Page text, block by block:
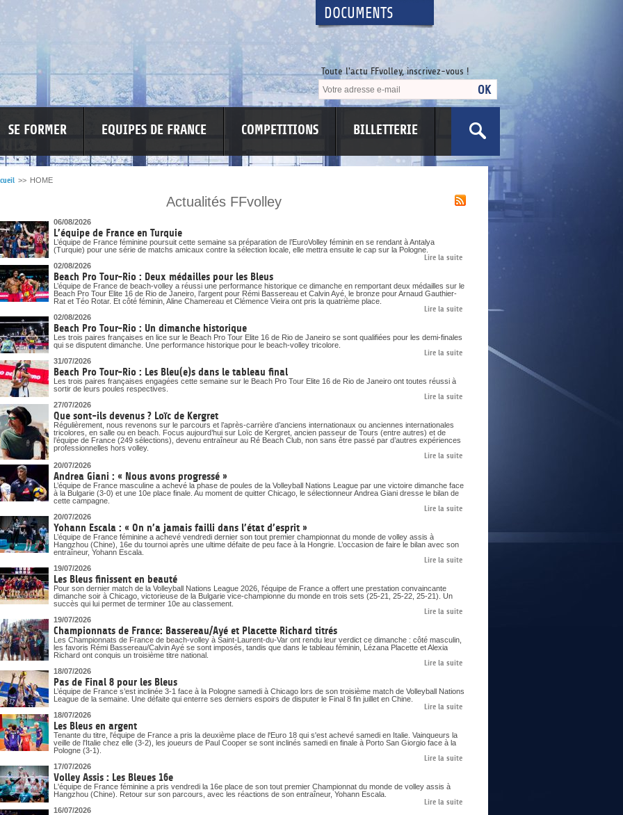
DOCUMENTS
Toute l'actu FFvolley, inscrivez-vous !
SE FORMER EQUIPES DE FRANCE COMPETITIONS BILLETTERIE
INFORMATIONS CORONAVIRUS
SITUATION SANITAIRE
COVID-19
>> HOME
Actualités FFvolley
06/08/2026
L’équipe de France en Turquie
L’équipe de France féminine poursuit cette semaine sa préparation de l’EuroVolley féminin en se rendant à Antalya
(Turquie) pour une série de matchs amicaux contre la sélection locale, elle mettra ensuite le cap sur la Pologne.
Lire la suite
02/08/2026
Beach Pro Tour-Rio : Deux médailles pour les Bleus
L’équipe de France de beach-volley a réussi une performance historique ce dimanche en remportant deux médailles sur le
Beach Pro Tour Elite 16 de Rio de Janeiro, l’argent pour Rémi Bassereau et Calvin Ayé, le bronze pour Arnaud Gauthier-
Rat et Téo Rotar. Et côté féminin, Aline Chamereau et Clémence Vieira ont pris la quatrième place.
Lire la suite
02/08/2026
Beach Pro Tour-Rio : Un dimanche historique
Les trois paires françaises en lice sur le Beach Pro Tour Elite 16 de Rio de Janeiro se sont qualifiées pour les demi-finales
qui se disputent dimanche. Une performance historique pour le beach-volley tricolore.
Lire la suite
31/07/2026
Beach Pro Tour-Rio : Les Bleu(e)s dans le tableau final
Les trois paires françaises engagées cette semaine sur le Beach Pro Tour Elite 16 de Rio de Janeiro ont toutes réussi à
sortir de leurs poules respectives.
Lire la suite
27/07/2026
Que sont-ils devenus ? Loïc de Kergret
Régulièrement, nous revenons sur le parcours et l’après-carrière d’anciens internationaux ou anciennes internationales
tricolores, en salle ou en beach. Focus aujourd’hui sur Loïc de Kergret, ancien passeur de Tours (entre autres) et de
l’équipe de France (249 sélections), devenu entraîneur au Ré Beach Club, non sans être passé par d’autres expériences
professionnelles hors volley.
Lire la suite
20/07/2026
Andrea Giani : « Nous avons progressé »
L’équipe de France masculine a achevé la phase de poules de la Volleyball Nations League par une victoire dimanche face
à la Bulgarie (3-0) et une 10e place finale. Au moment de quitter Chicago, le sélectionneur Andrea Giani dresse le bilan de
cette campagne.
Lire la suite
20/07/2026
Yohann Escala : « On n’a jamais failli dans l’état d’esprit »
L’équipe de France féminine a achevé vendredi dernier son tout premier championnat du monde de volley assis à
Hangzhou (Chine), 16e du tournoi après une ultime défaite de peu face à la Hongrie. L’occasion de faire le bilan avec son
entraîneur, Yohann Escala.
Lire la suite
19/07/2026
Les Bleus finissent en beauté
Pour son dernier match de la Volleyball Nations League 2026, l'équipe de France a offert une prestation convaincante
dimanche soir à Chicago, victorieuse de la Bulgarie vice-championne du monde en trois sets (25-21, 25-22, 25-21). Un
succès qui lui permet de terminer 10e au classement.
Lire la suite
19/07/2026
Championnats de France: Bassereau/Ayé et Placette Richard titrés
Les Championnats de France de beach-volley à Saint-Laurent-du-Var ont rendu leur verdict ce dimanche : côté masculin,
les favoris Rémi Bassereau/Calvin Ayé se sont imposés, tandis que dans le tableau féminin, Lézana Placette et Alexia
Richard ont conquis un troisième titre national.
Lire la suite
18/07/2026
Pas de Final 8 pour les Bleus
L’équipe de France s’est inclinée 3-1 face à la Pologne samedi à Chicago lors de son troisième match de Volleyball Nations
League de la semaine. Une défaite qui enterre ses derniers espoirs de disputer le Final 8 fin juillet en Chine.
Lire la suite
18/07/2026
Les Bleus en argent
Tenante du titre, l'équipe de France a pris la deuxième place de l'Euro 18 qui s'est achevé samedi en Italie. Vainqueurs la
veille de l'Italie chez elle (3-2), les joueurs de Paul Cooper se sont inclinés samedi en finale à Porto San Giorgio face à la
Pologne (3-1).
Lire la suite
17/07/2026
Volley Assis : Les Bleues 16e
L'équipe de France féminine a pris vendredi la 16e place de son tout premier Championnat du monde de volley assis à
Hangzhou (Chine). Retour sur son parcours, avec les réactions de son entraîneur, Yohann Escala.
Lire la suite
16/07/2026